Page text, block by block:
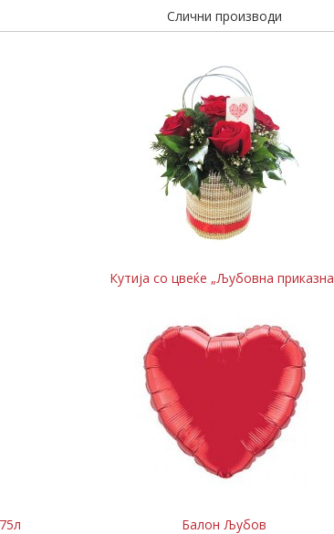
Слични производи
Кутија со цвеќе „Љубовна
Балон Љубов